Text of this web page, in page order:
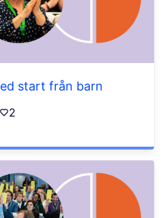
start från barn
2